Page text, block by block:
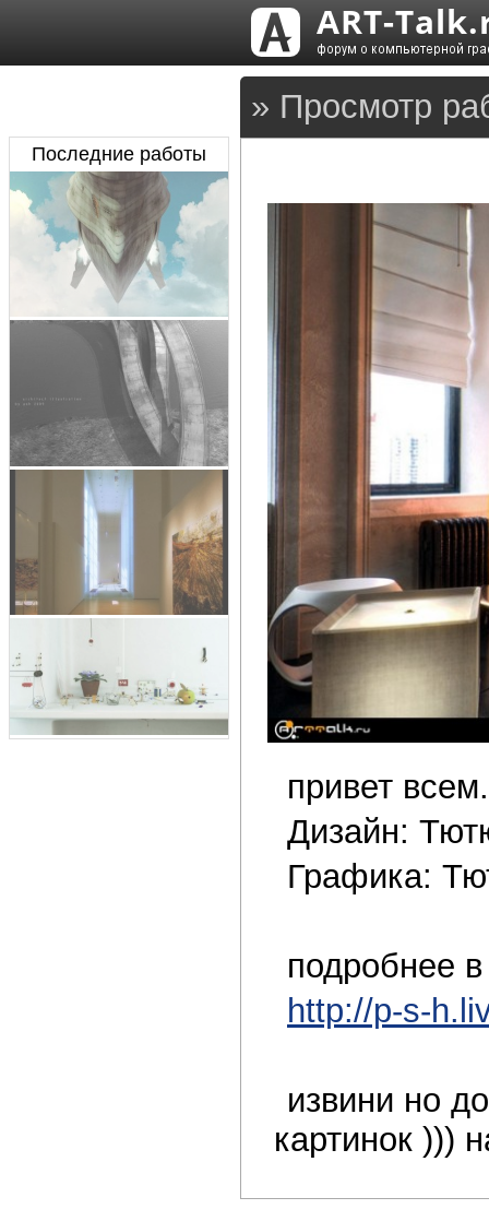
» Просмотр
привет
Дизайн:
Графика:
подробнее
http://p-s-
извини но
картинок )))
Последние работы